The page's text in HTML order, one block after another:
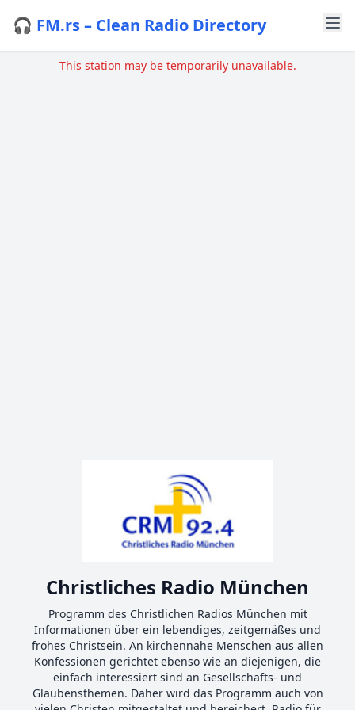
🎧 FM.rs – Clean Radio Directory
This station may be temporarily unavailable.
Christliches Radio München
Programm des Christlichen Radios München mit
Informationen über ein lebendiges, zeitgemäßes und
frohes Christsein. An kirchennahe Menschen aus allen
Konfessionen gerichtet ebenso wie an diejenigen, die
einfach interessiert sind an Gesellschafts- und
Glaubensthemen. Daher wird das Programm auch von